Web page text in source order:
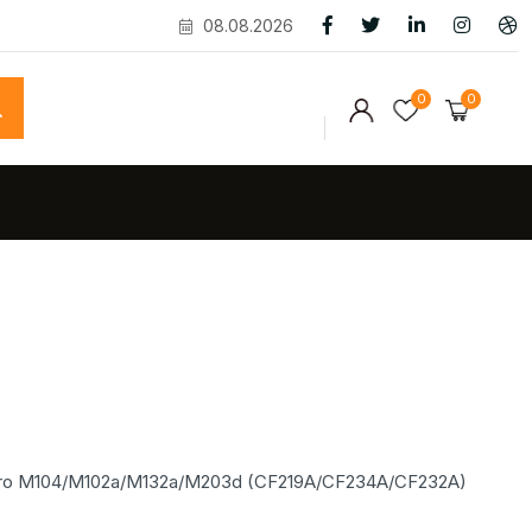
08.08.2026
0 0
M104/M102a/M132a/M203d (CF219A/CF234A/CF232A)